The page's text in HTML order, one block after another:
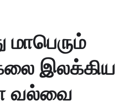
இலக்கிய
வல்வை